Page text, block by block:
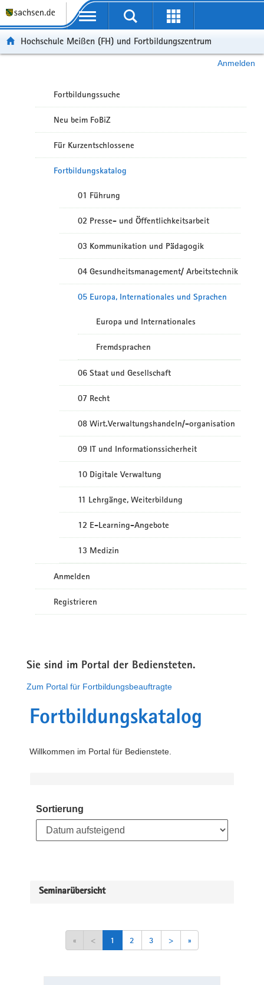
Portalübergreifende Navigation
Hochschule Meißen (FH) und Fortbildungszentrum
Anmelden
Fortbildungssuche
Neu beim FoBiZ
Für Kurzentschlossene
Fortbildungskatalog
01 Führung
02 Presse- und Öffentlichkeitsarbeit
03 Kommunikation und Pädagogik
04 Gesundheitsmanagement/ Arbeitstechnik
05 Europa, Internationales und Sprachen
Europa und Internationales
Fremdsprachen
06 Staat und Gesellschaft
07 Recht
08 Wirt.Verwaltungshandeln/-organisation
09 IT und Informationssicherheit
10 Digitale Verwaltung
11 Lehrgänge, Weiterbildung
12 E-Learning-Angebote
13 Medizin
Anmelden
Registrieren
Sie sind im Portal der Bediensteten.
Zum Portal für Fortbildungsbeauftragte
Fortbildungskatalog
Willkommen im Portal für Bedienstete.
Sortierung
Seminarübersicht
« < 1 2 3 > »